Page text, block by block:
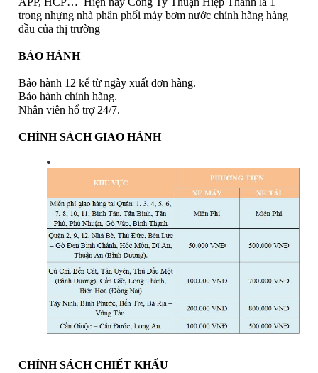
trong nhựng nhà phân phối máy bơm nước chính hãng hàng
đầu của thị trường
BẢO HÀNH
Bảo hành 12 kể từ ngày xuất dơn hàng.
Bảo hành chính hãng.
Nhân viên hổ trợ 24/7.
CHÍNH SÁCH GIAO HÀNH
CHÍNH SÁCH CHIẾT KHẤU